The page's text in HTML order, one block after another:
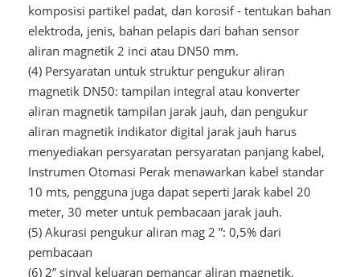
komposisi partikel padat, dan korosif - tentukan bahan
elektroda, jenis, bahan pelapis dari bahan sensor
aliran magnetik 2 inci atau DN50 mm.
(4) Persyaratan untuk struktur pengukur aliran
magnetik DN50: tampilan integral atau konverter
aliran magnetik tampilan jarak jauh, dan pengukur
aliran magnetik indikator digital jarak jauh harus
menyediakan persyaratan persyaratan panjang kabel,
Instrumen Otomasi Perak menawarkan kabel standar
10 mts, pengguna juga dapat seperti Jarak kabel 20
meter, 30 meter untuk pembacaan jarak jauh.
(5) Akurasi pengukur aliran mag 2 ”: 0,5% dari
pembacaan
(6) 2” sinyal keluaran pemancar aliran magnetik,